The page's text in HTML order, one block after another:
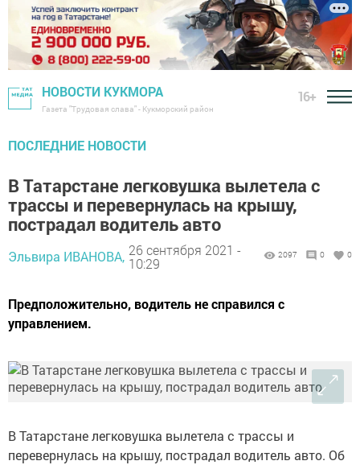
НОВОСТИ КУКМОРА
Газета "Трудовая слава" - Кукморский район
16+
ПОСЛЕДНИЕ НОВОСТИ
В Татарстане легковушка вылетела с
трассы и перевернулась на крышу,
пострадал водитель авто
Эльвира ИВАНОВА, 26 сентября 2021 -
10:29
2097 0 0
Предположительно, водитель не справился с
управлением.
В Татарстане легковушка вылетела с трассы и
перевернулась на крышу, пострадал водитель авто. Об